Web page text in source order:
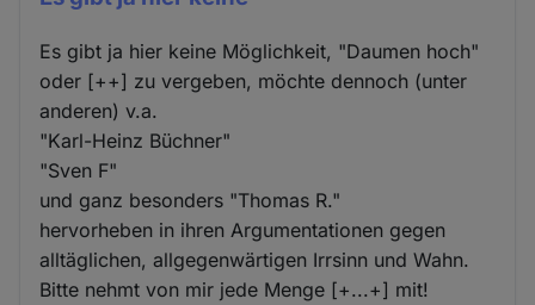
Es gibt ja hier keine Möglichkeit, "Daumen hoch"
oder [++] zu vergeben, möchte dennoch (unter
anderen) v.a.
"Karl-Heinz Büchner"
"Sven F"
und ganz besonders "Thomas R."
hervorheben in ihren Argumentationen gegen
alltäglichen, allgegenwärtigen Irrsinn und Wahn.
Bitte nehmt von mir jede Menge [+...+] mit!